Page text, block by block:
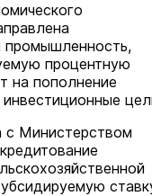
промышленность,
процентную
на пополнение
с Министерством
Марий Эл
кабаны,